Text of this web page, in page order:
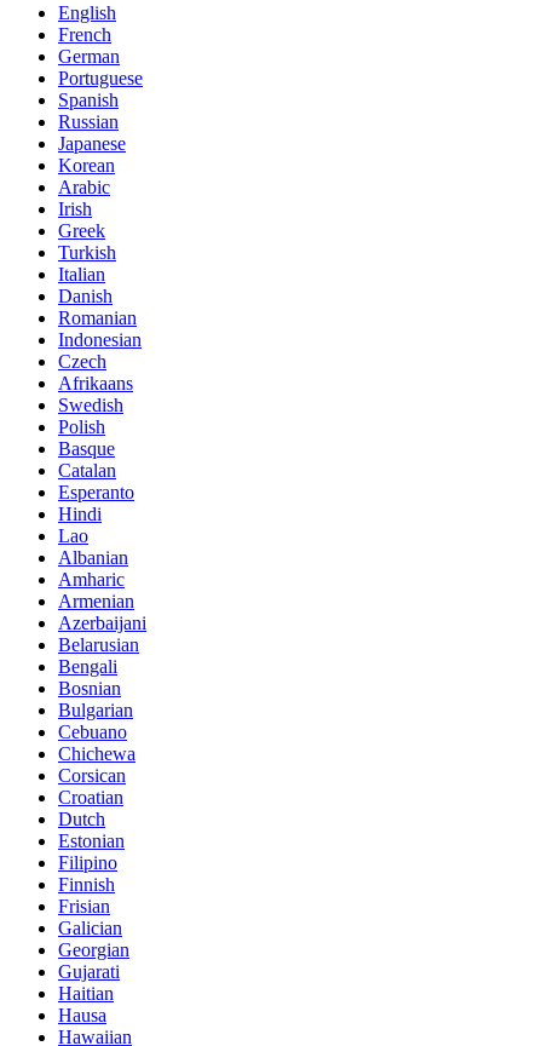
English
French
German
Portuguese
Spanish
Russian
Japanese
Korean
Arabic
Irish
Greek
Turkish
Italian
Danish
Romanian
Indonesian
Czech
Afrikaans
Swedish
Polish
Basque
Catalan
Esperanto
Hindi
Lao
Albanian
Amharic
Armenian
Azerbaijani
Belarusian
Bengali
Bosnian
Bulgarian
Cebuano
Chichewa
Corsican
Croatian
Dutch
Estonian
Filipino
Finnish
Frisian
Galician
Georgian
Gujarati
Haitian
Hausa
Hawaiian